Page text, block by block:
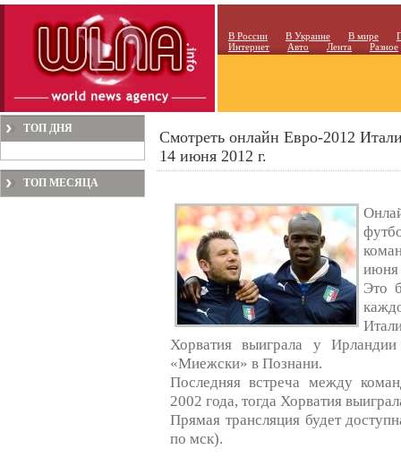
В России В Украине В мире
Интернет
Авто Лента Разное
ТОП ДНЯ
ТОП МЕСЯЦА
Смотреть онлайн Евро-2012
14 июня 2012 г.
июня
Это
Хорватия выиграла у
«Миежски» в Познани.
Последняя встреча между
2002 года, тогда Хорватия
Прямая трансляция будет
по мск).